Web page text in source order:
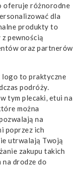
oferuje różnorodne
dla
produkty to
pewnością
oraz partnerów
logo to praktyczne
podróży.
tym plecaki, etui na
można
na
poprzez ich
utrwalają Twoją
zakupu takich
drodze do